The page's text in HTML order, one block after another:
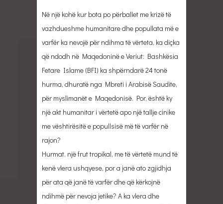
Në një kohë kur bota po përballet me krizë të
vazhdueshme humanitare dhe popullata më e
varfër ka nevojë për ndihma të vërteta, ka diçka
që ndodh në Maqedoninë e Veriut: Bashkësia
Fetare Islame (BFI) ka shpërndarë 24 tonë
hurma, dhuratë nga Mbreti i Arabisë Saudite,
për myslimanët e Maqedonisë. Por, është ky
një akt humanitar i vërtetë apo një tallje cinike
me vështirësitë e popullsisë më të varfër në
rajon?
Hurmat, një frut tropikal, me të vërtetë mund të
kenë vlera ushqyese, por a janë ato zgjidhja
për ata që janë të varfër dhe që kërkojnë
ndihmë për nevoja jetike? A ka vlera dhe